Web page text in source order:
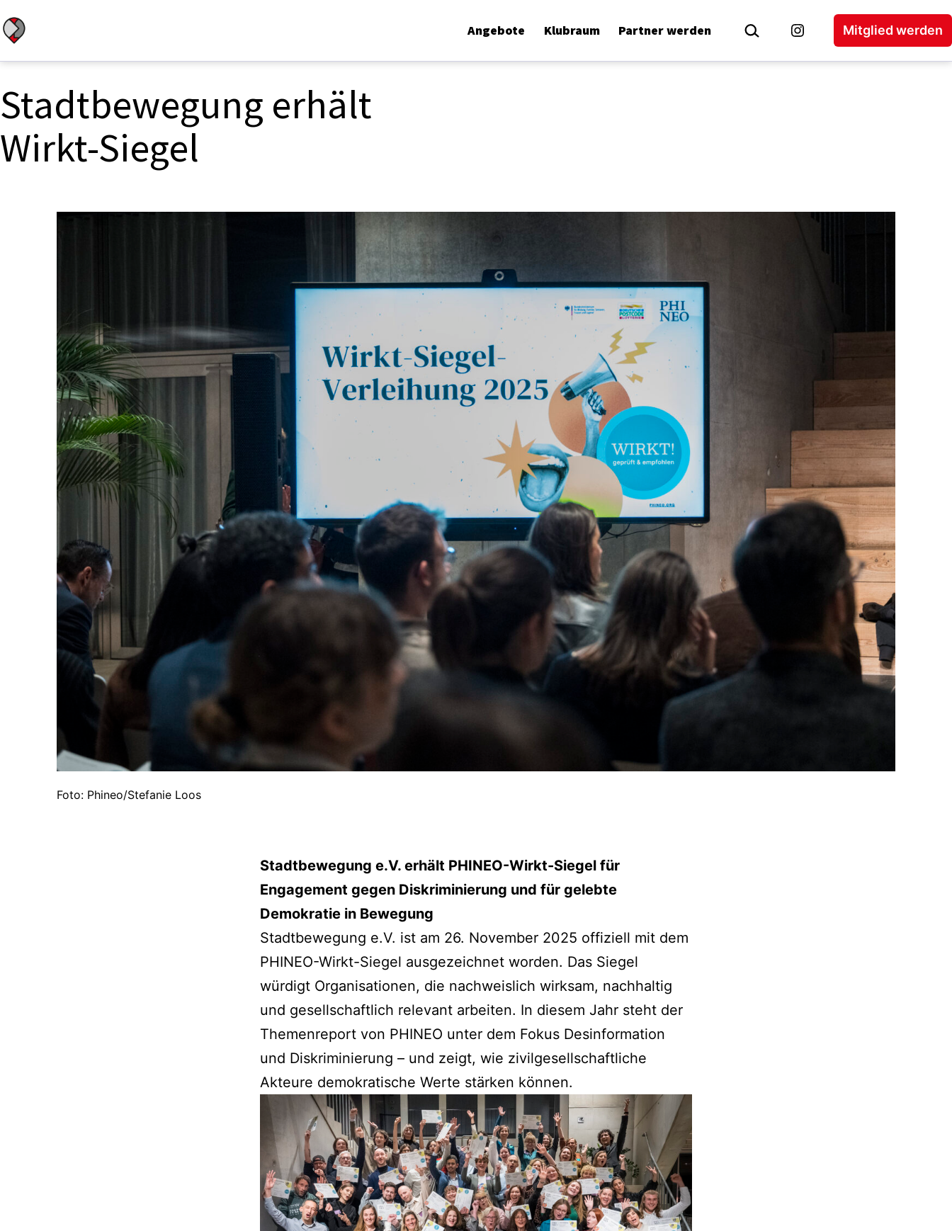
Inhalt
springen
Angebote Klubraum Partner werden Suchen …
Instagram
Mitglied werden
Stadtbewegung erhält
Wirkt-Siegel
Foto: Phineo/Stefanie Loos
Stadtbewegung e.V. erhält PHINEO-Wirkt-Siegel für
Engagement gegen Diskriminierung und für gelebte
Demokratie in Bewegung
Stadtbewegung e.V. ist am 26. November 2025 offiziell mit dem
PHINEO-Wirkt-Siegel ausgezeichnet worden. Das Siegel
würdigt Organisationen, die nachweislich wirksam, nachhaltig
und gesellschaftlich relevant arbeiten. In diesem Jahr steht der
Themenreport von PHINEO unter dem Fokus Desinformation
und Diskriminierung – und zeigt, wie zivilgesellschaftliche
Akteure demokratische Werte stärken können.